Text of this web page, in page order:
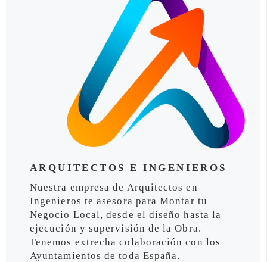
ARQUITECTOS E INGENIEROS
Nuestra empresa de Arquitectos en
Ingenieros te asesora para Montar tu
Negocio Local, desde el diseño hasta la
ejecución y supervisión de la Obra.
Tenemos extrecha colaboración con los
Ayuntamientos de toda España.